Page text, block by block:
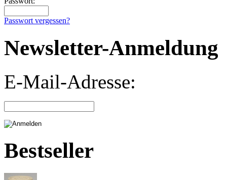
Passwort vergessen?
Newsletter-Anmeldung
E-Mail-Adresse:
Bestseller